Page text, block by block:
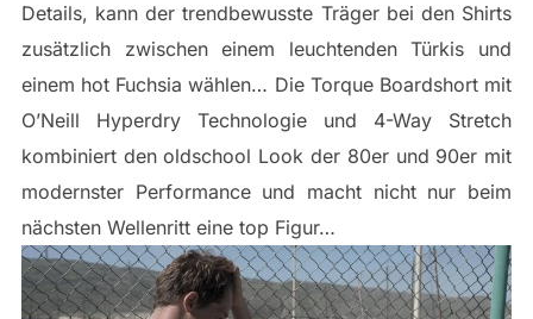
Details, kann der trendbewusste Träger bei den Shirts
zusätzlich zwischen einem leuchtenden Türkis und
einem hot Fuchsia wählen… Die Torque Boardshort mit
O’Neill Hyperdry Technologie und 4-Way Stretch
kombiniert den oldschool Look der 80er und 90er mit
modernster Performance und macht nicht nur beim
nächsten Wellenritt eine top Figur…